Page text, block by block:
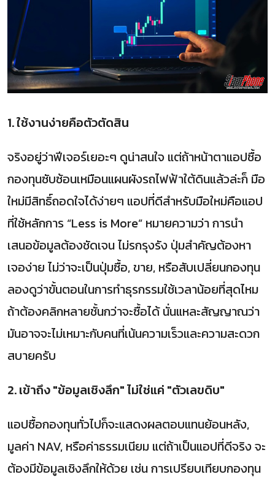
1. ใช้งานง่ายคือตัวตัดสิน
จริงอยู่ว่าฟีเจอร์เยอะๆ ดูน่าสนใจ แต่ถ้าหน้าตาแอปซื้อ
กองทุนซับซ้อนเหมือนแผนผังรถไฟฟ้าใต้ดินแล้วล่ะก็ มือ
ใหม่มีสิทธิ์ถอดใจได้ง่ายๆ แอปที่ดีสำหรับมือใหม่คือแอป
ที่ใช้หลักการ “Less is More” หมายความว่า การนำ
เสนอข้อมูลต้องชัดเจน ไม่รกรุงรัง ปุ่มสำคัญต้องหา
เจอง่าย ไม่ว่าจะเป็นปุ่มซื้อ, ขาย, หรือสับเปลี่ยนกองทุน
ลองดูว่าขั้นตอนในการทำธุรกรรมใช้เวลาน้อยที่สุดไหม
ถ้าต้องคลิกหลายชั้นกว่าจะซื้อได้ นั่นแหละสัญญาณว่า
มันอาจจะไม่เหมาะกับคนที่เน้นความเร็วและความสะดวก
สบายครับ
2. เข้าถึง "ข้อมูลเชิงลึก" ไม่ใช่แค่ "ตัวเลขดิบ"
แอปซื้อกองทุนทั่วไปก็จะแสดงผลตอบแทนย้อนหลัง,
มูลค่า NAV, หรือค่าธรรมเนียม แต่ถ้าเป็นแอปที่ดีจริง จะ
ต้องมีข้อมูลเชิงลึกให้ด้วย เช่น การเปรียบเทียบกองทุน